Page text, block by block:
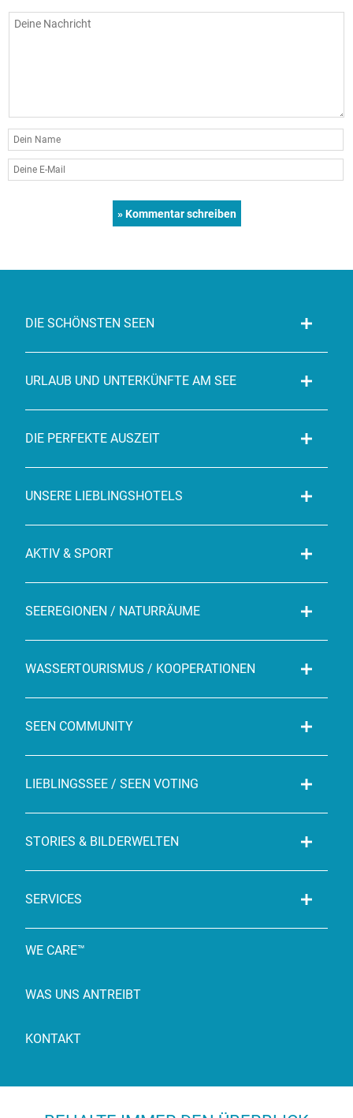
DIE SCHÖNSTEN SEEN
URLAUB UND UNTERKÜNFTE AM SEE
DIE PERFEKTE AUSZEIT
UNSERE LIEBLINGSHOTELS
AKTIV & SPORT
SEEREGIONEN / NATURRÄUME
WASSERTOURISMUS / KOOPERATIONEN
SEEN COMMUNITY
LIEBLINGSSEE / SEEN VOTING
STORIES & BILDERWELTEN
SERVICES
WE CARE™
WAS UNS ANTREIBT
KONTAKT